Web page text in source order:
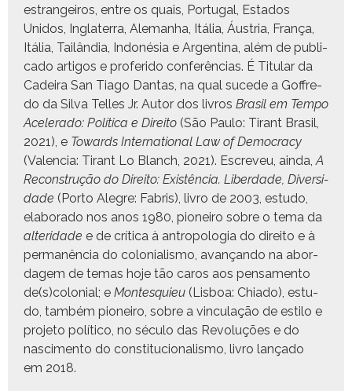
estrangeiros, entre os quais, Por­tu­gal, Esta­dos
Unidos, Inglater­ra, Ale­man­ha, Itália, Áus­tria, França,
Itália, Tailân­dia, Indonésia e Argenti­na, além de pub­li­
ca­do arti­gos e pro­feri­do con­fer­ên­cias. É Tit­u­lar da
Cadeira San Tia­go Dan­tas, na qual sucede a Gof­fre­
do da Sil­va Telles Jr. Autor dos livros Brasil em Tem­po
Acel­er­a­do: Políti­ca e Dire­ito (São Paulo: Tirant Brasil,
2021), e Towards Inter­na­tion­al Law of Democ­ra­cy
(Valen­cia: Tirant Lo Blanch, 2021). Escreveu, ain­da,A
Recon­strução do Dire­ito: Existên­cia. Liber­dade, Diver­si­
dade (Por­to Ale­gre: Fab­ris), livro de 2003, estu­do,
elab­o­ra­do nos anos 1980, pio­neiro sobre o tema da
alteri­dade e de críti­ca à antropolo­gia do dire­ito e à
per­manên­cia do colo­nial­is­mo, avançan­do na abor­
dagem de temas hoje tão caros aos pen­sa­men­to
de(s)colonial; e Mon­tesquieu (Lis­boa: Chi­a­do), estu­
do, tam­bém pio­neiro, sobre a vin­cu­lação de esti­lo e
pro­je­to políti­co, no sécu­lo das Rev­oluções e do
nasci­men­to do con­sti­tu­cional­is­mo, livro lança­do
em 2018.